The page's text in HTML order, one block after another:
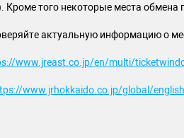
Кроме того некоторые места
актуальную информацию о
www.jreast.co.jp/en/multi/
www.jrhokkaido.co.jp/global/